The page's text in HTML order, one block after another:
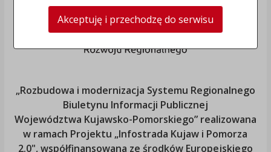
„Rozbudowa i modernizacja Systemu Regionalnego
Biuletynu Informacji Publicznej
Województwa Kujawsko-Pomorskiego” realizowana
w ramach Projektu „Infostrada Kujaw i Pomorza
2.0", współfinansowana ze środków Europejskiego
Akceptuję i przechodzę do serwisu